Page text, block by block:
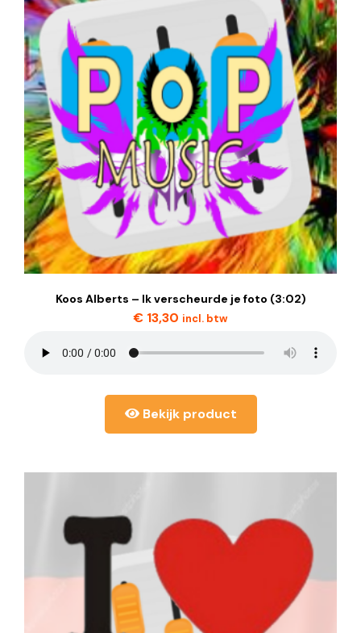
Koos Alberts – Ik verscheurde je foto (3:02)
€ 13,30 incl. btw
Bekijk product